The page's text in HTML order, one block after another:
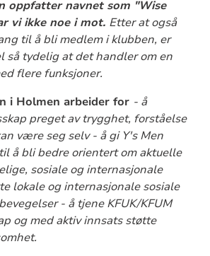
oppfatter navnet som "Wise
vi ikke noe i mot. Etter at også
til å bli medlem i klubben, er
så tydelig at det handler om en
flere funksjoner.
i Holmen arbeider for - å
preget av trygghet, forståelse
være seg selv - å gi Y's Men
å bli bedre orientert om aktuelle
sosiale og internasjonale
lokale og internasjonale sosiale
- å tjene KFUK/KFUM
og med aktiv innsats støtte